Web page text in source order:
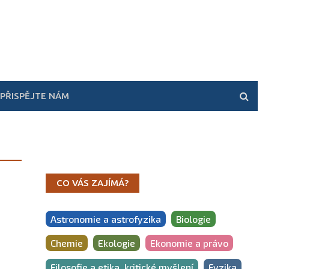
PŘISPĚJTE NÁM
CO VÁS ZAJÍMÁ?
Astronomie a astrofyzika Biologie
Chemie Ekologie Ekonomie a právo